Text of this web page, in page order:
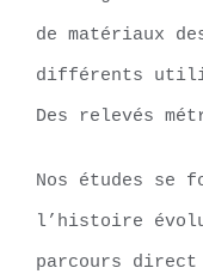
de matériaux
différents
Des relevés
Nos études se
l’histoire
parcours